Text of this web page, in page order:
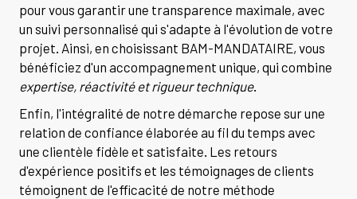
pour vous garantir une transparence maximale, avec
un suivi personnalisé qui s'adapte à l'évolution de votre
projet. Ainsi, en choisissant BAM-MANDATAIRE, vous
bénéficiez d'un accompagnement unique, qui combine
expertise, réactivité et rigueur technique.
Enfin, l'intégralité de notre démarche repose sur une
relation de confiance élaborée au fil du temps avec
une clientèle fidèle et satisfaite. Les retours
d'expérience positifs et les témoignages de clients
témoignent de l'efficacité de notre méthode